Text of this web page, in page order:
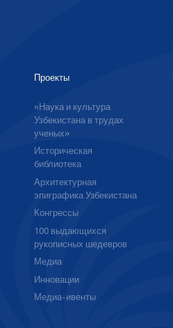
Проекты
«Наука и культура
Узбекистана в трудах
ученых»
Историческая
библиотека
Архитектурная
эпиграфика Узбекистана
Конгрессы
100 выдающихся
рукописных шедевров
Медиа
Инновации
Медиа-ивенты